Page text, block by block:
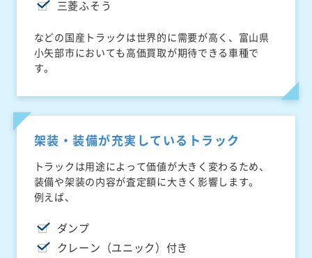
三菱ふそう
などの国産トラックは世界的に需要が高く、富山県
小矢部市においても高価買取が期待できる車種で
す。
架装・装備が充実しているトラック
トラックは用途によって価値が大きく変わるため、
装備や架装の内容が査定額に大きく影響します。
例えば、
ダンプ
クレーン（ユニック）付き